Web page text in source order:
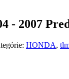
- 2007
HONDA,